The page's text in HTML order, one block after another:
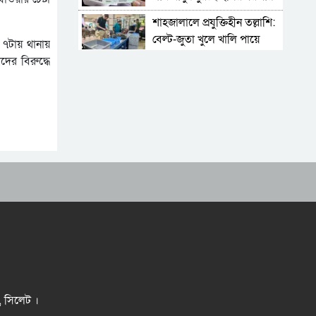
থানায়
বিরুদ্ধে
শাহজালালে প্রযুক্তিহীন তল্লাশি:
বেল্ট-জুতা খুলে খালি পায়ে
সিলেট ।